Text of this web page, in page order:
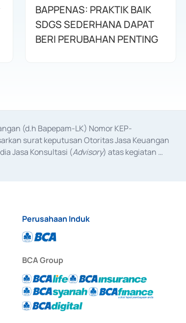
BAPPENAS: PRAKTIK BAIK
SDGS SEDERHANA DAPAT
BERI PERUBAHAN PENTING
(d.h Bapepam-LK) Nomor KEP-
surat keputusan Otoritas Jasa Keuangan
Jasa Konsultasi (Advisory) atas kegiatan
Perusahaan Induk
BCA Group